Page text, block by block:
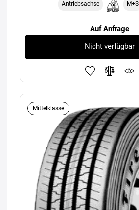
Antriebsachse M+S
Auf Anfrage
Nicht verfügbar
Mittelklasse